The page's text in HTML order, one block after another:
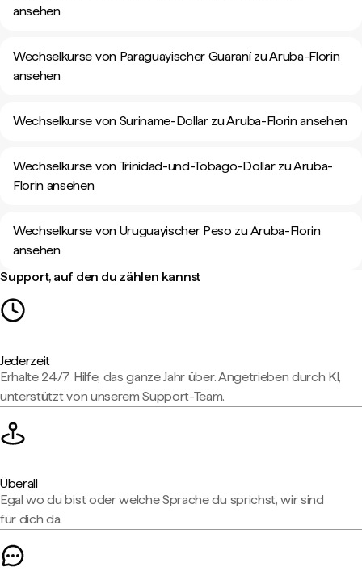
ansehen
Wechselkurse von Paraguayischer Guaraní zu Aruba-Florin
ansehen
Wechselkurse von Suriname-Dollar zu Aruba-Florin ansehen
Wechselkurse von Trinidad-und-Tobago-Dollar zu Aruba-
Florin ansehen
Wechselkurse von Uruguayischer Peso zu Aruba-Florin
ansehen
Support, auf den du zählen kannst
Jederzeit
Erhalte 24/7 Hilfe, das ganze Jahr über. Angetrieben durch KI,
unterstützt von unserem Support-Team.
Überall
Egal wo du bist oder welche Sprache du sprichst, wir sind
für dich da.